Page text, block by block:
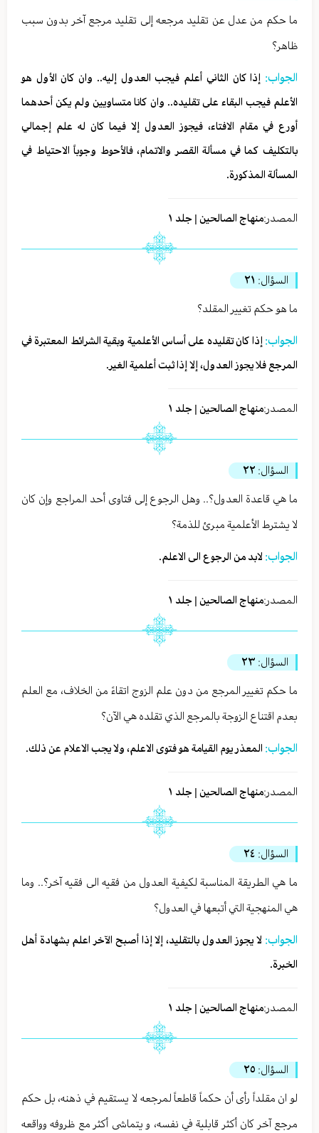
ما حكم من عدل عن تقليد مرجعه إلى تقليد مرجع آخر بدون سبب
ظاهر؟
الجواب: إذا كان الثاني أعلم فيجب العدول إليه.. وان كان الأول هو
الأعلم فيجب البقاء على تقليده.. وان كانا متساويين ولم يكن أحدهما
أورع في مقام الافتاء، فيجوز العدول إلا فيما كان له علم إجمالي
بالتكليف كما في مسألة القصر والاتمام، فالأحوط وجوباً الاحتياط في
المسألة المذكورة.
المصدر:منهاج الصالحين | جلد ١
السؤال: ٢١
ما هو حكم تغيير المقلد؟
الجواب: إذا كان تقليده على أساس الأعلمية وبقية الشرائط المعتبرة في
المرجع فلا يجوز العدول، إلا إذا ثبت أعلمية الغير.
المصدر:منهاج الصالحين | جلد ١
السؤال: ٢٢
ما هي قاعدة العدول؟.. وهل الرجوع إلى فتاوى أحد المراجع وإن كان
لا يشترط الأعلمية مبرئ للذمة؟
الجواب: لابد من الرجوع الى الاعلم.
المصدر:منهاج الصالحين | جلد ١
السؤال: ٢٣
ما حكم تغيير المرجع من دون علم الزوج اتقاءً من الخلاف، مع العلم
بعدم اقتناع الزوجة بالمرجع الذي تقلده هي الآن؟
الجواب: المعذر يوم القيامة هو فتوى الاعلم، ولا يجب الاعلام عن ذلك.
المصدر:منهاج الصالحين | جلد ١
السؤال: ٢٤
ما هي الطريقة المناسبة لكيفية العدول من فقيه الى فقيه آخر؟.. وما
هي المنهجية التي أتبعها في العدول؟
الجواب: لا يجوز العدول بالتقليد، إلا إذا أصبح الآخر اعلم بشهادة أهل
الخبرة.
المصدر:منهاج الصالحين | جلد ١
السؤال: ٢٥
لو ان مقلداً رأى أن حكماً قاطعاً لمرجعه لا يستقيم في ذهنه، بل حكم
مرجع آخر كان أكثر قابلية في نفسه، و يتماشى أكثر مع ظروفه وواقعه